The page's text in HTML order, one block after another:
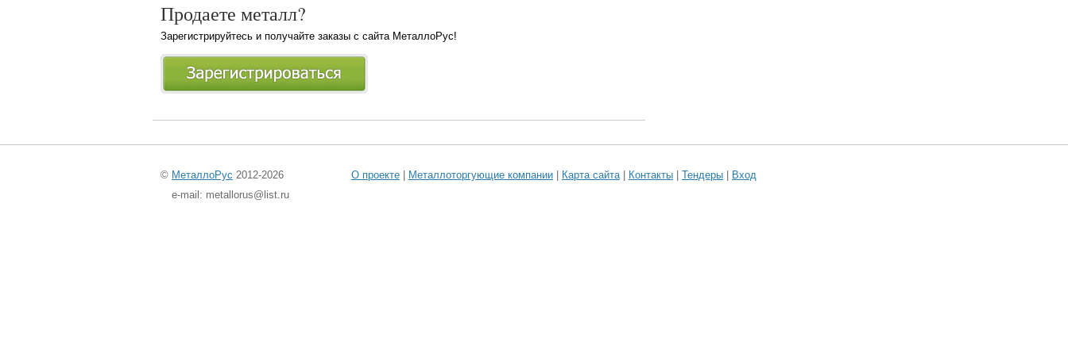
Продаете металл?
Зарегистрируйтесь и получайте заказы с сайта МеталлоРус!
© МеталлоРус 2012-2026 О проекте Металлоторгующие компании Карта сайта| Контакты Тендеры
Вход
e-mail: metallorus@list.ru